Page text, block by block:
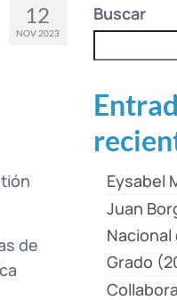
12
NOV 2023
de
Buscar
Eysabel
Juan
Nacional
Grado